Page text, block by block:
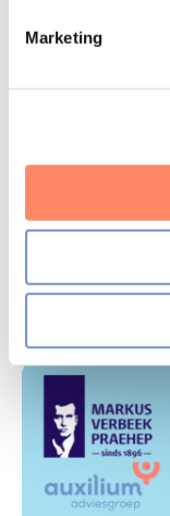
Marketing
contact met ons
MVP. MVP
*dit zijn
Verbeek Praehep